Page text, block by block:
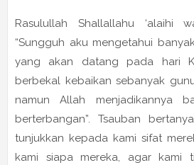
Rasulullah Shallallahu ‘alaihi
“Sungguh aku mengetahui
yang akan datang pada hari
berbekal kebaikan sebanyak
namun Allah menjadikannya
berterbangan”. Tsauban
tunjukkan kepada kami sifat
kami siapa mereka, agar kami